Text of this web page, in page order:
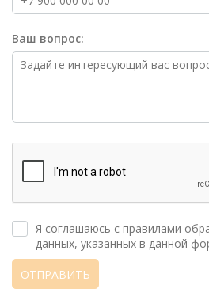
Ваш вопрос:
Я соглашаюсь с правилами
данных, указанных в данной
ОТПРАВИТЬ